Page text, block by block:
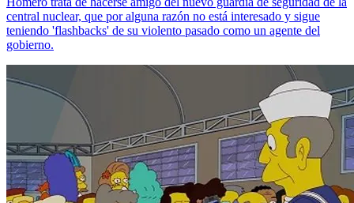
central nuclear, que por alguna razón no está interesado y sigue
teniendo 'flashbacks' de su violento pasado como un agente del
gobierno.